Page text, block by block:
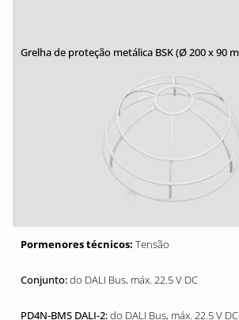
Tensão
do DALI Bus, máx. 22.5 V DC
do DALI Bus, máx. 22.5 V DC